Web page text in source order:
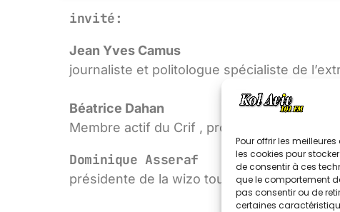
Pour offrir les
les cookies pour
de consentir à ces
que le comportement
pas consentir ou de
certaines
invité:
Jean Yves Camus
journaliste et politologue spécialiste de
Béatrice Dahan
Membre actif du Crif , proche d’oser
Dominique Asseraf
présidente de la wizo toulouse